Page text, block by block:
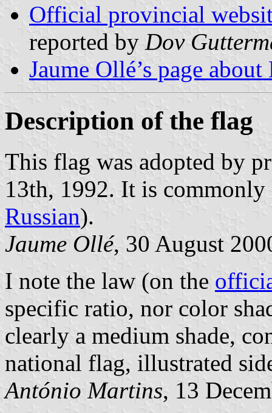
Official provincial
reported by Dov
Jaume Ollé’s page
Description of the flag
This flag was adopted by
13th, 1992. It is commonly
Russian).
Jaume Ollé, 30 August
I note the law (on the
specific ratio, nor color
clearly a medium shade,
national flag, illustrated
António Martins, 13